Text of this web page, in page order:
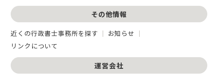
その他情報
近くの行政書士事務所を探す
お知らせ
リンクについて
運営会社